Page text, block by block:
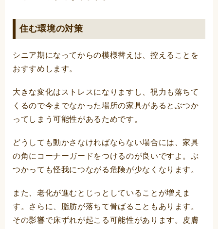
住む環境の対策
シニア期になってからの模様替えは、控えることを
おすすめします。
大きな変化はストレスになりますし、視力も落ちて
くるので今までなかった場所の家具があるとぶつか
ってしまう可能性があるためです。
どうしても動かさなければならない場合には、家具
の角にコーナーガードをつけるのが良いですよ。ぶ
つかっても怪我につながる危険が少なくなります。
また、老化が進むとじっとしていることが増えま
す。さらに、脂肪が落ちて骨ばることもあります。
その影響で床ずれが起こる可能性があります。皮膚